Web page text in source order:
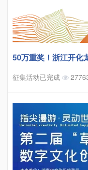
50万重奖！浙江开化
征集活动已完成